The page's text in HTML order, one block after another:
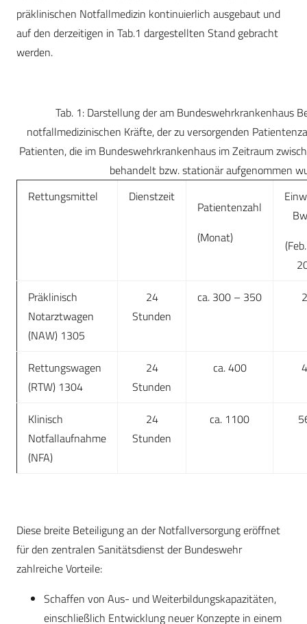
präklinischen Notfallmedizin kontinuierlich ausgebaut und
auf den derzeitigen in Tab.1 dargestellten Stand gebracht
werden.
Tab. 1: Darstellung der am Bundeswehrkrankenhaus
notfallmedizinischen Kräfte, der zu versorgenden
Patienten, die im Bundeswehrkrankenhaus im Zeitraum
behandelt bzw. stationär aufgenommen
Rettungsmittel
Dienstzeit
Patientenzahl
(Monat)
Präklinisch
Notarztwagen
(NAW) 1305
24
Stunden
ca. 300 – 350
Rettungswagen
(RTW) 1304
24
Stunden
ca. 400
Klinisch
Notfallaufnahme
(NFA)
24
Stunden
ca. 1100
Diese breite Beteiligung an der Notfallversorgung eröffnet
für den zentralen Sanitätsdienst der Bundeswehr
zahlreiche Vorteile:
Schaffen von Aus- und Weiterbildungskapazitäten,
einschließlich Entwicklung neuer Konzepte in einem